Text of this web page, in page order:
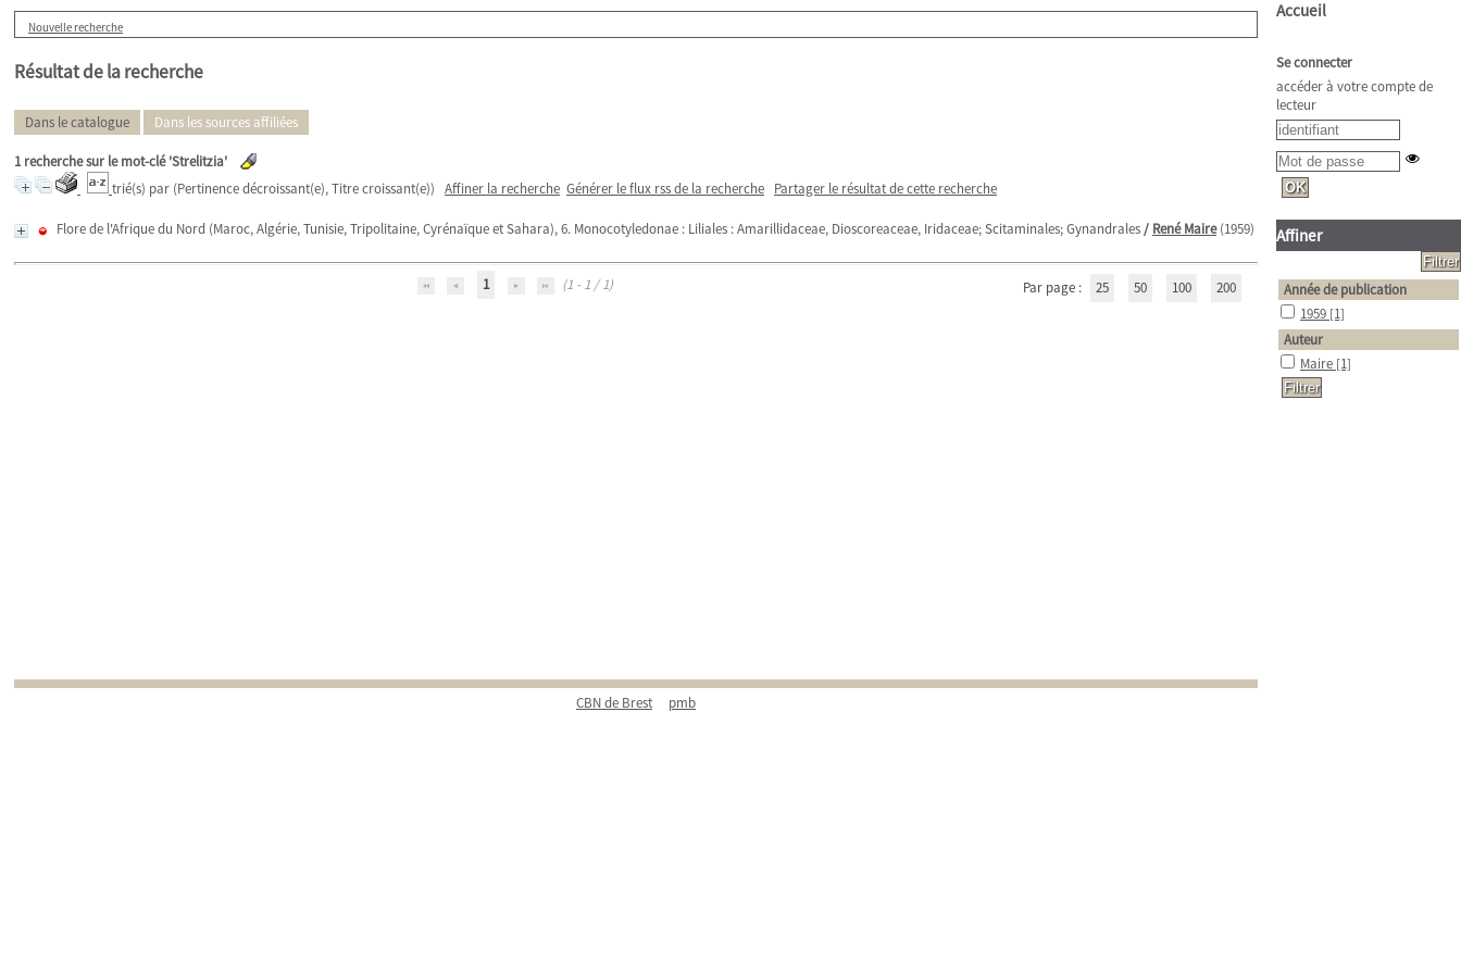
Nouvelle recherche
Résultat de la recherche
Dans le catalogue Dans les sources affiliées
1recherche sur le mot-clé'Strelitzia'
trié(s) par (Pertinence décroissant(e), Titre croissant(e)) Affiner la recherche Générer le flux rss de la recherche Partager le résultat de cette recherche
Flore de l'Afrique du Nord (Maroc, Algérie, Tunisie, Tripolitaine, Cyrénaïque et Sahara), 6. Monocotyledonae : Liliales : Amarillidaceae, Dioscoreaceae, Iridaceae; Scitaminales; Gynandrales/ René Maire(1959)
1 (1 - 1 / 1) Par page : 25 50 100 200
CBN de Brest pmb
Accueil
Se connecter
accéder à votre compte de
lecteur
Affiner
Année de publication
1959 [1]
Auteur
Maire [1]